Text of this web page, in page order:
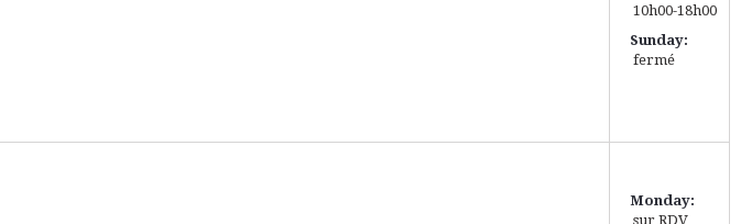
10h00-18h00
Sunday:
fermé
Monday:
sur RDV